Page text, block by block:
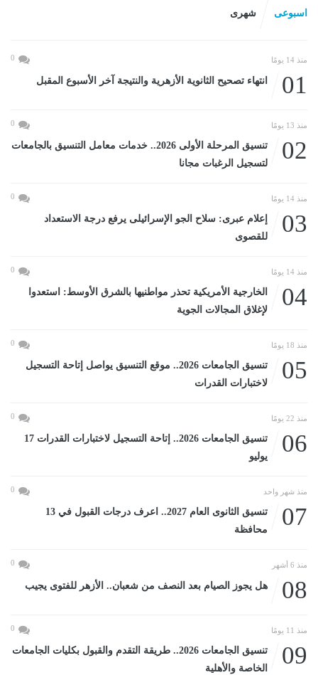
اسبوعى شهرى
منذ 14 يومًا 0
01 انتهاء تصحيح الثانوية الأزهرية والنتيجة آخر الأسبوع المقبل
منذ 13 يومًا 0
02
تنسيق المرحلة الأولى 2026.. خدمات معامل التنسيق بالجامعات
لتسجيل الرغبات مجانا
منذ 14 يومًا 0
03
إعلام عبرى: سلاح الجو الإسرائيلى يرفع درجة الاستعداد
للقصوى
منذ 14 يومًا 0
04
الخارجية الأمريكية تحذر مواطنيها بالشرق الأوسط: استعدوا
لإغلاق المجالات الجوية
منذ 18 يومًا 0
05
تنسيق الجامعات 2026.. موقع التنسيق يواصل إتاحة التسجيل
لاختبارات القدرات
منذ 22 يومًا 0
06
تنسيق الجامعات 2026.. إتاحة التسجيل لاختبارات القدرات 17
يوليو
منذ شهر واحد 0
07
تنسيق الثانوى العام 2027.. اعرف درجات القبول في 13
محافظة
منذ 6 أشهر 0
08 هل يجوز الصيام بعد النصف من شعبان.. الأزهر للفتوى يجيب
منذ 11 يومًا 0
09
تنسيق الجامعات 2026.. طريقة التقدم والقبول بكليات الجامعات
الخاصة والأهلية